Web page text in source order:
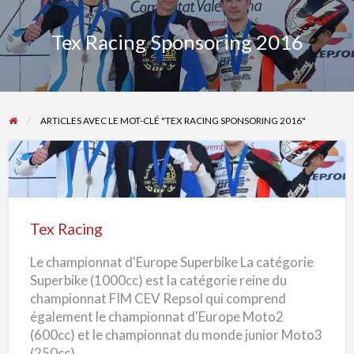
Tex Racing Sponsoring 2016
ARTICLES AVEC LE MOT-CLÉ "TEX RACING SPONSORING 2016"
Tex
Racing
Tex Racing
Le championnat d'Europe Superbike La catégorie
Superbike (1000cc) est la catégorie reine du
championnat FIM CEV Repsol qui comprend
également le championnat d'Europe Moto2
(600cc) et le championnat du monde junior Moto3